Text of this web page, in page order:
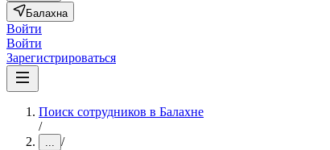
Балахна
Войти
Войти
Зарегистрироваться
Поиск сотрудников в Балахне
/
... /